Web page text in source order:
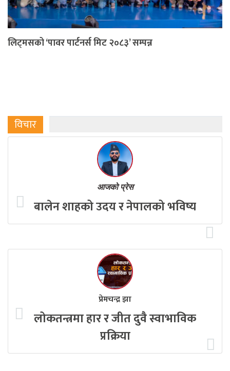
लिट्मसको ‘पावर पार्टनर्स मिट २०८३’ सम्पन्न
विचार
आजको प्रेस
बालेन शाहको उदय र नेपालको भविष्य
प्रेमचन्द्र झा
लोकतन्त्रमा हार र जीत दुवै स्वाभाविक
प्रक्रिया